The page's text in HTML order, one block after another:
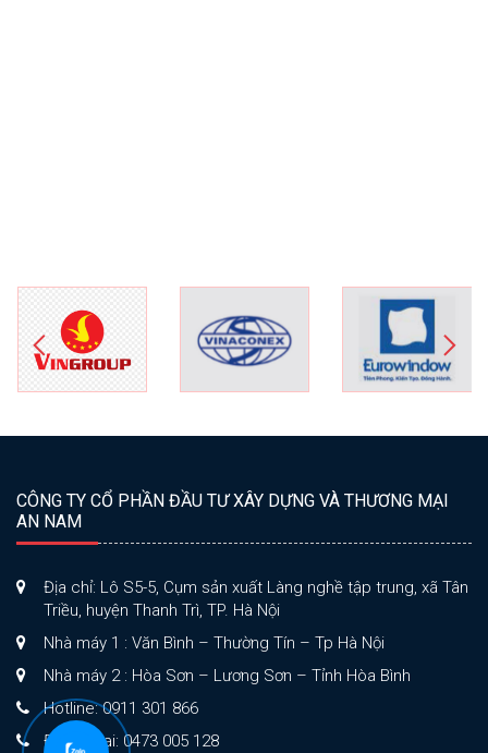
CÔNG TY CỔ PHẦN ĐẦU TƯ XÂY DỰNG VÀ THƯƠNG MẠI
AN NAM
Địa chỉ: Lô S5-5, Cụm sản xuất Làng nghề tập trung, xã Tân
Triều, huyện Thanh Trì, TP. Hà Nội
Nhà máy 1 : Văn Bình – Thường Tín – Tp Hà Nội
Nhà máy 2 : Hòa Sơn – Lương Sơn – Tỉnh Hòa Bình
Hotline: 0911 301 866
Điện thoại: 0473 005 128